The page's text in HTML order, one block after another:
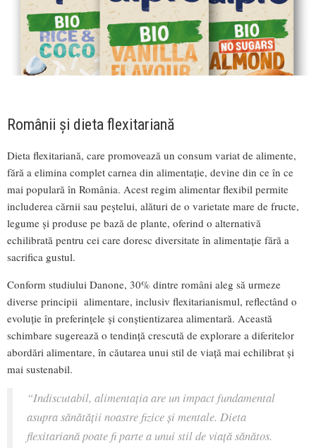
Românii și dieta flexitariană
Dieta flexitariană, care promovează un consum variat de alimente,
fără a elimina complet carnea din alimentație, devine din ce în ce
mai populară în România. Acest regim alimentar flexibil permite
includerea cărnii sau peștelui, alături de o varietate mare de fructe,
legume și produse pe bază de plante, oferind o alternativă
echilibrată pentru cei care doresc diversitate în alimentație fără a
sacrifica gustul.
Conform studiului Danone, 30% dintre români aleg să urmeze
diverse principii alimentare, inclusiv flexitarianismul, reflectând o
evoluție în preferințele și conștientizarea alimentară. Această
schimbare sugerează o tendință crescută de explorare a diferitelor
abordări alimentare, în căutarea unui stil de viață mai echilibrat și
mai sustenabil.
“Indiscutabil, alimentația are un impact fundamental
asupra sănătății noastre fizice și mentale. Dieta
flexitariană poate fi parte a unui stil de viață sănătos.